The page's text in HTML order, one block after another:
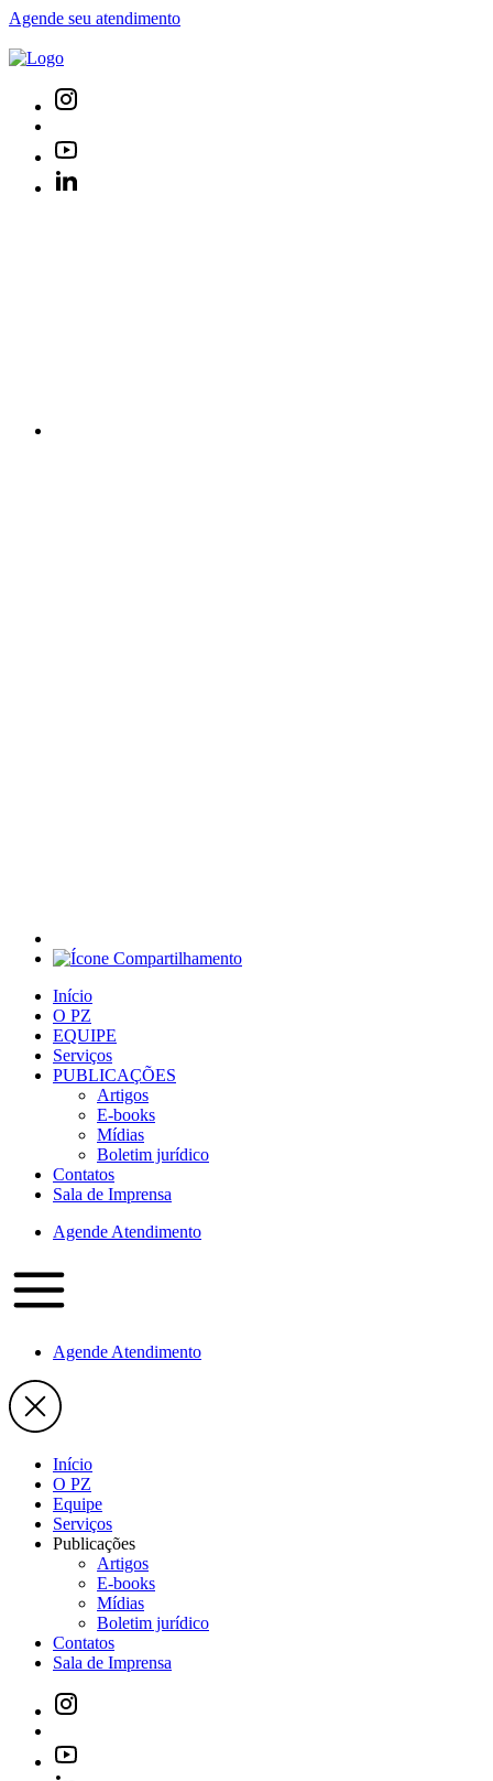
Agende seu atendimento
Início
O PZ
EQUIPE
Serviços
PUBLICAÇÕES
Artigos
E-books
Mídias
Boletim jurídico
Contatos
Sala de Imprensa
Agende Atendimento
Agende Atendimento
Início
O PZ
Equipe
Serviços
Publicações
Artigos
E-books
Mídias
Boletim jurídico
Contatos
Sala de Imprensa